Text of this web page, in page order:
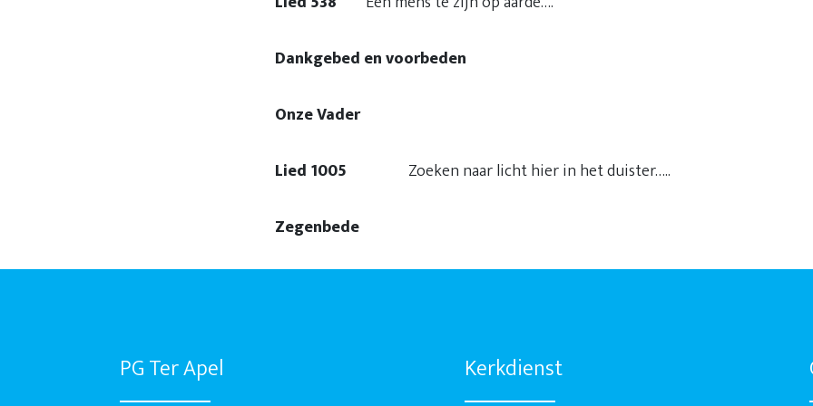
Dankgebed en voorbeden
Onze Vader
Lied 1005 Zoeken naar licht hier in het duister…..
Zegenbede
PG Ter Apel Kerkdienst